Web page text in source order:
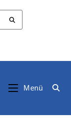
Menü